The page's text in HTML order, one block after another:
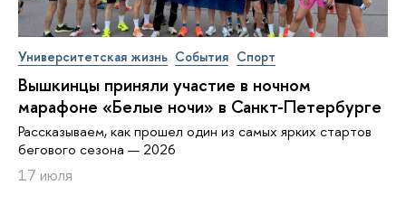
Университетская жизнь События Спорт
Вышкинцы приняли участие в ночном
марафоне «Белые ночи» в Санкт-Петербурге
Рассказываем, как прошел один из самых ярких стартов
бегового сезона — 2026
17 июля